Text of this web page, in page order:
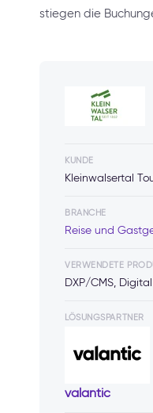
stiegen die
KUNDE
Kleinwalsertal
BRANCHE
Reise und
VERWENDETE
DXP/CMS,
LÖSUNGSPARTNER
valantic